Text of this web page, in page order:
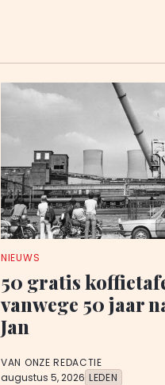
NIEUWS
50 gratis
vanwege 50 jaar
Jan
VAN ONZE REDACTIE
augustus 5, 2026 LEDEN